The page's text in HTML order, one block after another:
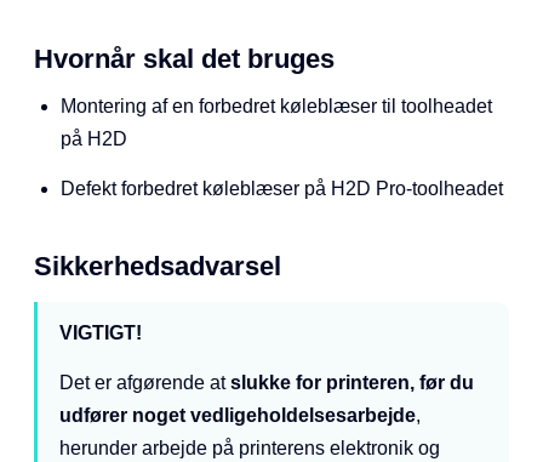
Hvornår skal det bruges
Montering af en forbedret køleblæser til toolheadet
på H2D
Defekt forbedret køleblæser på H2D Pro-toolheadet
Sikkerhedsadvarsel
VIGTIGT!
Det er afgørende atslukke for printeren, før du
udfører noget vedligeholdelsesarbejde,
herunder arbejde på printerens elektronik og